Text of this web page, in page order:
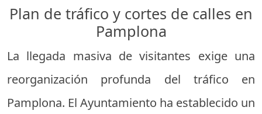
Plan de tráfico y cortes de calles en
Pamplona
La llegada masiva de visitantes exige una
reorganización profunda del tráfico en
Pamplona. El Ayuntamiento ha establecido un